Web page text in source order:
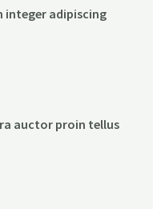
integer adipiscing
auctor proin tellus